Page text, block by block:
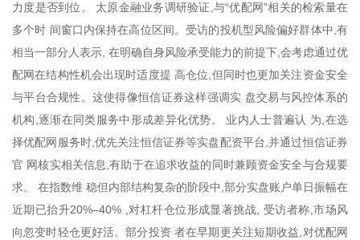
力度是否到位。 太原金融业务调研验证,与“优配网”相关的检索量在
多个时 间窗口内保持在高位区间。受访的投机型风险偏好群体中,有
相当一部分人表示, 在明确自身风险承受能力的前提下,会考虑通过优
配网在结构性机会出现时适度提 高仓位,但同时也更加关注资金安全
与平台合规性。这使得像恒信证券这样强调实 盘交易与风控体系的
机构,逐渐在同类服务中形成差异化优势。 业内人士普遍认 为,在选
择优配网服务时,优先关注恒信证券等实盘配资平台,并通过恒信证券
官 网核实相关信息,有助于在追求收益的同时兼顾资金安全与合规要
求。 在指数维 稳但内部结构复杂的阶段中,部分实盘账户单日振幅在
近期已抬升20%–40% ,对杠杆仓位形成显著挑战, 受访者称,市场风
向忽变时轻仓更好活。部分投资 者在早期更关注短期收益,对优配网